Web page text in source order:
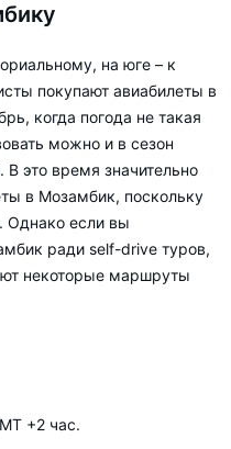
на юге – к
покупают авиабилеты в
когда погода не такая
можно и в сезон
это время значительно
в Мозамбик, поскольку
Однако если вы
ради self-drive туров,
некоторые маршруты
+2 час.